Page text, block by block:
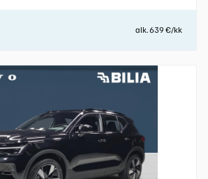
alk. 639 €/kk